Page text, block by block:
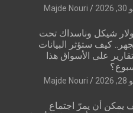
Majde Nouri
شيكل وناسداك تحت
كيف ستؤثر البيانات
على الأسواق هذا
Majde Nouri
يمكن أن يمرّ اجتماع